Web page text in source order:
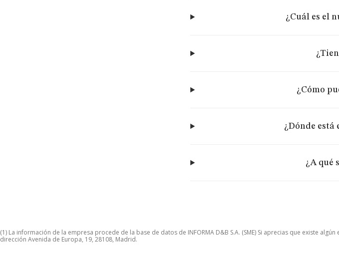
¿Cuál es el
¿Cómo
¿Dónde está
¿A qué
(1) La información de la empresa procede de la base de datos de INFORMA D&B S.A. (SME) Si aprecias que existe
dirección Avenida de Europa, 19, 28108, Madrid.